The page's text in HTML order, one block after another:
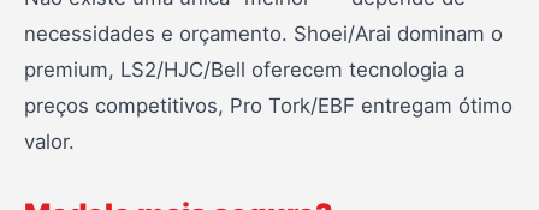
necessidades e orçamento. Shoei/Arai dominam o
premium, LS2/HJC/Bell oferecem tecnologia a
preços competitivos, Pro Tork/EBF entregam ótimo
valor.